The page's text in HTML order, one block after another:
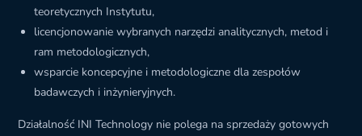
teoretycznych Instytutu,
licencjonowanie wybranych narzędzi analitycznych, metod i
ram metodologicznych,
wsparcie koncepcyjne i metodologiczne dla zespołów
badawczych i inżynieryjnych.
Działalność INI Technology nie polega na sprzedaży gotowych